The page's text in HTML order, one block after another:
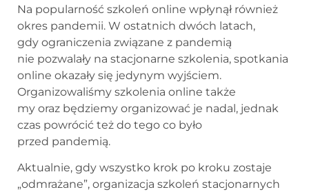
Na popularność szkoleń online wpłynął również
okres pandemii. W ostatnich dwóch latach,
gdy ograniczenia związane z pandemią
nie pozwalały na stacjonarne szkolenia, spotkania
online okazały się jedynym wyjściem.
Organizowaliśmy szkolenia online także
my oraz będziemy organizować je nadal, jednak
czas powrócić też do tego co było
przed pandemią.
Aktualnie, gdy wszystko krok po kroku zostaje
„odmrażane”, organizacja szkoleń stacjonarnych